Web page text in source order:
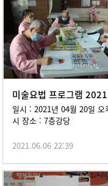
미술요법 프로그램
04월 20일
일시 : 2021년 04월 20일 오
시 장소 : 7층강당
2021.06.06 22:39